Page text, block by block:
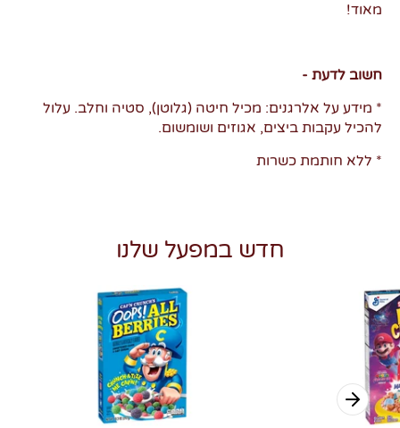
מאוד!
חשוב לדעת -
* מידע על אלרגנים: מכיל חיטה (גלוטן), סטיה וחלב. עלול
להכיל עקבות ביצים, אגוזים ושומשום.
* ללא חותמת כשרות
חדש במפעל שלנו